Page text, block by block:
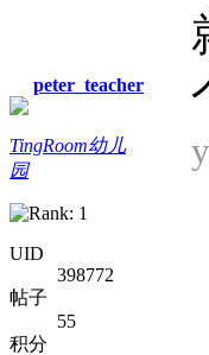
peter_teacher
TingRoom幼儿
园
UID
398772
帖子
55
积分